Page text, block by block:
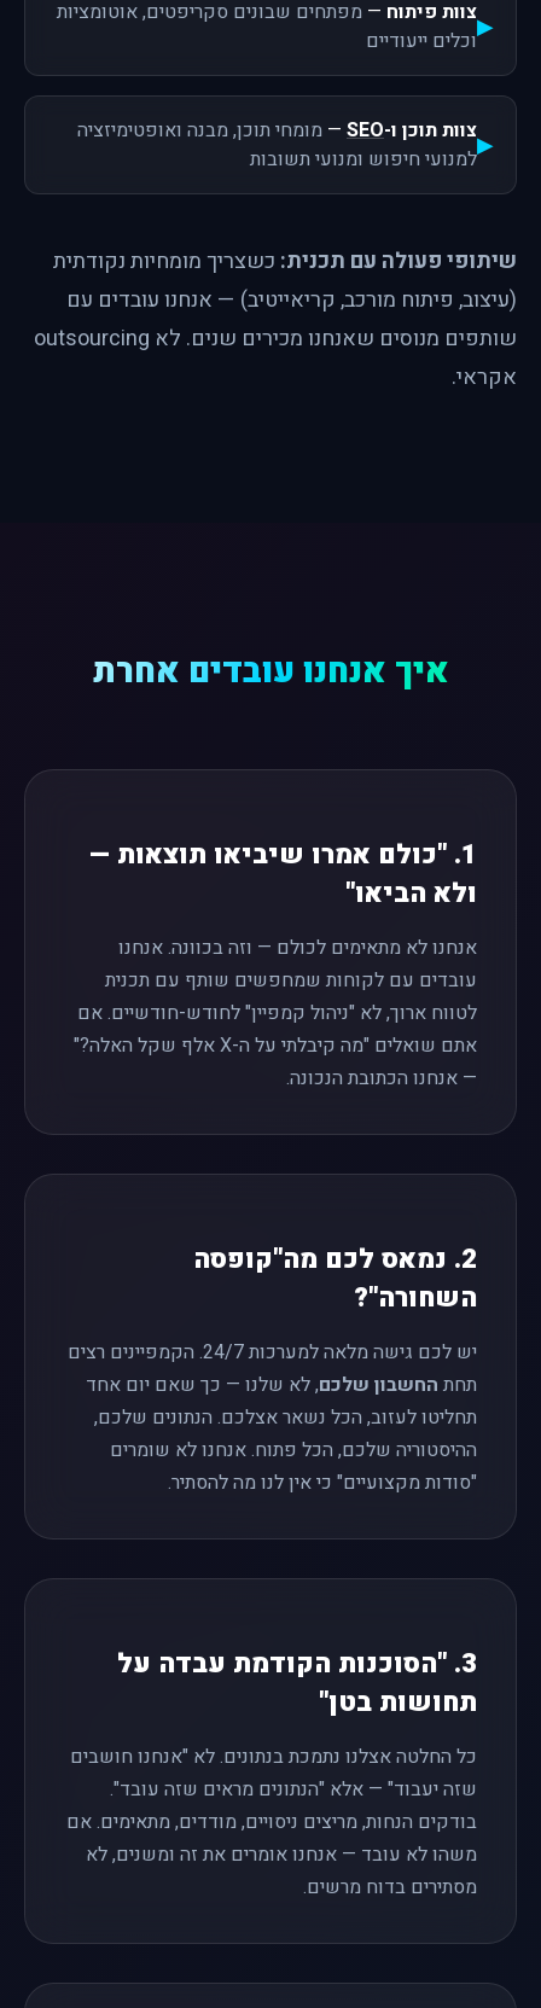
צוות פיתוח — מפתחים שבונים סקריפטים, אוטומציות
וכלים ייעודיים
צוות תוכן ו-SEO
— מומחי תוכן, מבנה ואופטימיזציה
למנועי חיפוש ומנועי תשובות
שיתופי פעולה עם תכנית: כשצריך מומחיות נקודתית
(עיצוב, פיתוח מורכב, קריאייטיב) — אנחנו עובדים עם
שותפים מנוסים שאנחנו מכירים שנים. לא outsourcing
אקראי.
איך אנחנו עובדים אחרת
1. "כולם אמרו שיביאו תוצאות —
ולא הביאו"
אנחנו לא מתאימים לכולם — וזה בכוונה. אנחנו
עובדים עם לקוחות שמחפשים שותף עם תכנית
לטווח ארוך, לא "ניהול קמפיין" לחודש-חודשיים. אם
אתם שואלים "מה קיבלתי על ה-X אלף שקל האלה?"
— אנחנו הכתובת הנכונה.
2. נמאס לכם מה"קופסה
השחורה"?
יש לכם גישה מלאה למערכות 24/7. הקמפיינים רצים
תחת החשבון שלכם, לא שלנו — כך שאם יום אחד
תחליטו לעזוב, הכל נשאר אצלכם. הנתונים שלכם,
ההיסטוריה שלכם, הכל פתוח. אנחנו לא שומרים
"סודות מקצועיים" כי אין לנו מה להסתיר.
3. "הסוכנות הקודמת עבדה על
תחושות בטן"
כל החלטה אצלנו נתמכת בנתונים. לא "אנחנו חושבים
שזה יעבוד" — אלא "הנתונים מראים שזה עובד".
בודקים הנחות, מריצים ניסויים, מודדים, מתאימים. אם
משהו לא עובד — אנחנו אומרים את זה ומשנים, לא
מסתירים בדוח מרשים.